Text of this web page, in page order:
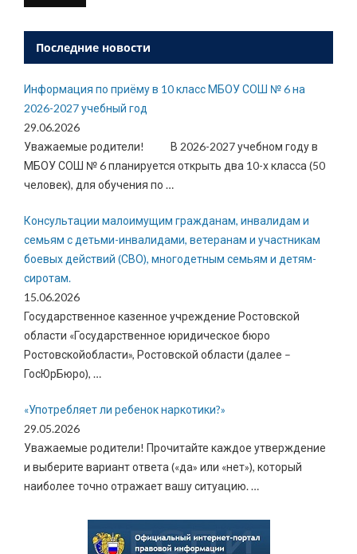
Последние новости
Информация по приёму в 10 класс МБОУ СОШ № 6 на
2026-2027 учебный год
29.06.2026
Уважаемые родители! В 2026-2027 учебном году в
МБОУ СОШ № 6 планируется открыть два 10-х класса (50
человек), для обучения по …
Консультации малоимущим гражданам, инвалидам и
семьям с детьми-инвалидами, ветеранам и участникам
боевых действий (СВО), многодетным семьям и детям-
сиротам.
15.06.2026
Государственное казенное учреждение Ростовской
области «Государственное юридическое бюро
Ростовскойобласти», Ростовской области (далее –
ГосЮрБюро), …
«Употребляет ли ребенок наркотики?»
29.05.2026
Уважаемые родители! Прочитайте каждое утверждение
и выберите вариант ответа («да» или «нет»), который
наиболее точно отражает вашу ситуацию.…